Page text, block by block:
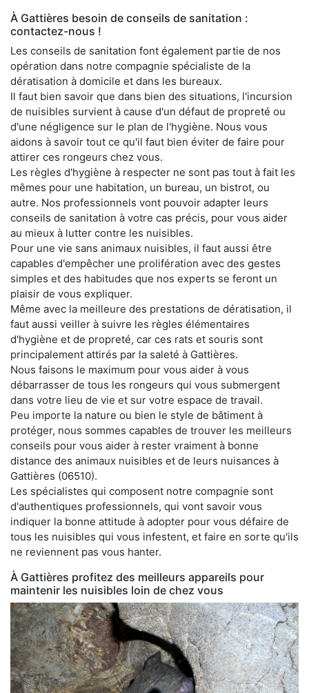
À Gattières besoin de conseils de sanitation :
contactez-nous !
Les conseils de sanitation font également partie de nos
opération dans notre compagnie spécialiste de la
dératisation à domicile et dans les bureaux.
Il faut bien savoir que dans bien des situations, l'incursion
de nuisibles survient à cause d'un défaut de propreté ou
d'une négligence sur le plan de l'hygiène. Nous vous
aidons à savoir tout ce qu'il faut bien éviter de faire pour
attirer ces rongeurs chez vous.
Les règles d'hygiène à respecter ne sont pas tout à fait les
mêmes pour une habitation, un bureau, un bistrot, ou
autre. Nos professionnels vont pouvoir adapter leurs
conseils de sanitation à votre cas précis, pour vous aider
au mieux à lutter contre les nuisibles.
Pour une vie sans animaux nuisibles, il faut aussi être
capables d'empêcher une prolifération avec des gestes
simples et des habitudes que nos experts se feront un
plaisir de vous expliquer.
Même avec la meilleure des prestations de dératisation, il
faut aussi veiller à suivre les règles élémentaires
d'hygiène et de propreté, car ces rats et souris sont
principalement attirés par la saleté à Gattières.
Nous faisons le maximum pour vous aider à vous
débarrasser de tous les rongeurs qui vous submergent
dans votre lieu de vie et sur votre espace de travail.
Peu importe la nature ou bien le style de bâtiment à
protéger, nous sommes capables de trouver les meilleurs
conseils pour vous aider à rester vraiment à bonne
distance des animaux nuisibles et de leurs nuisances à
Gattières (06510).
Les spécialistes qui composent notre compagnie sont
d'authentiques professionnels, qui vont savoir vous
indiquer la bonne attitude à adopter pour vous défaire de
tous les nuisibles qui vous infestent, et faire en sorte qu'ils
ne reviennent pas vous hanter.
À Gattières profitez des meilleurs appareils pour
maintenir les nuisibles loin de chez vous